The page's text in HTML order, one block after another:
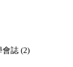
會誌 (2)